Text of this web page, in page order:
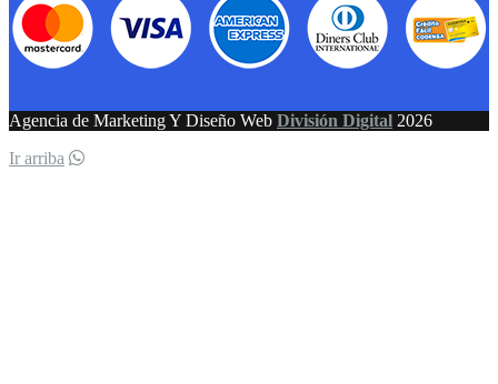
Agencia de Marketing Y Diseño Web División Digital 2026
Ir arriba